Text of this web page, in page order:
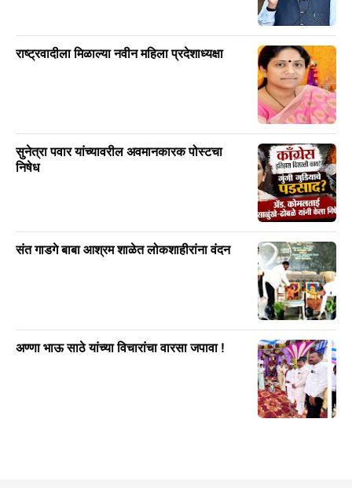
राष्ट्रवादीला मिळाल्या नवीन महिला प्रदेशाध्यक्षा
सुनेत्रा पवार यांच्यावरील अवमानकारक पोस्टचा
निषेध
संत गाडगे बाबा आश्रम शाळेत लोकशाहीरांना वंदन
अण्णा भाऊ साठे यांच्या विचारांचा वारसा जपावा !